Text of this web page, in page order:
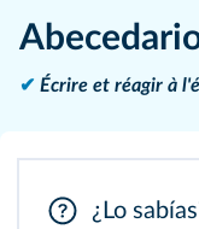
✔ Écrire et réagir à
¿Lo